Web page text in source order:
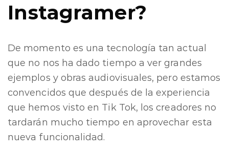
Instagramer?
De momento es una tecnología tan actual
que no nos ha dado tiempo a ver grandes
ejemplos y obras audiovisuales, pero estamos
convencidos que después de la experiencia
que hemos visto en Tik Tok, los creadores no
tardarán mucho tiempo en aprovechar esta
nueva funcionalidad.